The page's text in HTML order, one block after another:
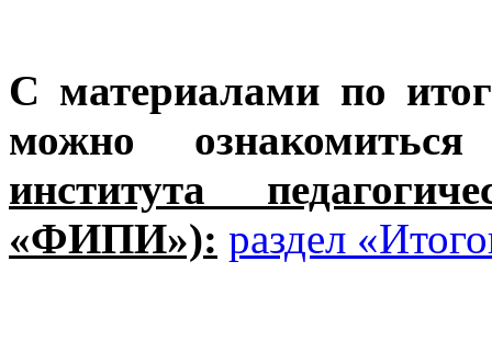
С материалами по
можно
института
«ФИПИ»): раздел